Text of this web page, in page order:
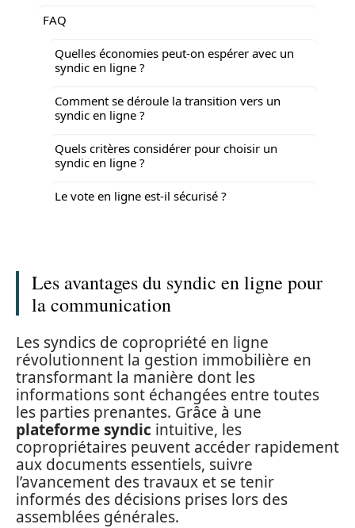
FAQ
Quelles économies peut-on espérer avec un
syndic en ligne ?
Comment se déroule la transition vers un
syndic en ligne ?
Quels critères considérer pour choisir un
syndic en ligne ?
Le vote en ligne est-il sécurisé ?
Les avantages du syndic en ligne pour
la communication
Les syndics de copropriété en ligne
révolutionnent la gestion immobilière en
transformant la manière dont les
informations sont échangées entre toutes
les parties prenantes. Grâce à une
plateforme syndic intuitive, les
copropriétaires peuvent accéder rapidement
aux documents essentiels, suivre
l’avancement des travaux et se tenir
informés des décisions prises lors des
assemblées générales.